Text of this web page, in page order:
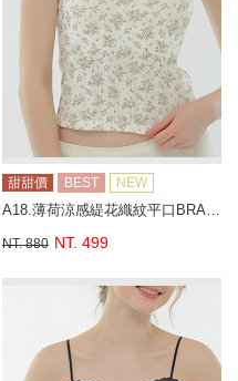
甜甜價 BEST NEW
NT. 880 NT. 499